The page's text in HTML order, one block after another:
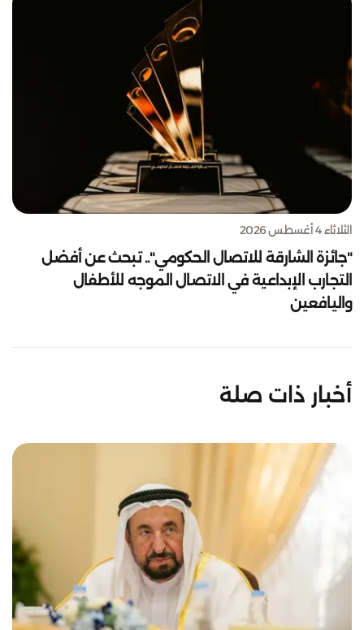
الثلاثاء 4 أغسطس 2026
"جائزة الشارقة للاتصال الحكومي".. تبحث عن أفضل
التجارب الإبداعية في الاتصال الموجه للأطفال
واليافعين
أخبار ذات صلة